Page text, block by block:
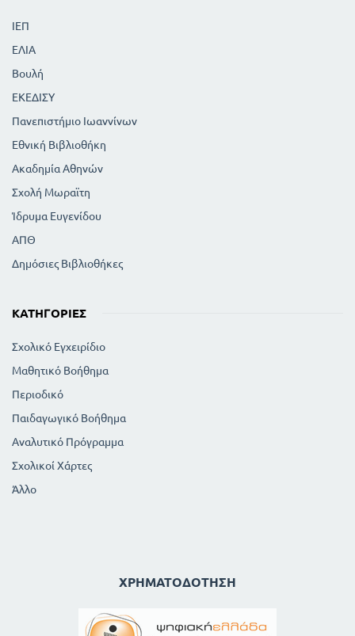
ΙΕΠ
ΕΛΙΑ
Βουλή
ΕΚΕΔΙΣΥ
Πανεπιστήμιο Ιωαννίνων
Εθνική Βιβλιοθήκη
Ακαδημία Αθηνών
Σχολή Μωραϊτη
Ίδρυμα Ευγενίδου
ΑΠΘ
Δημόσιες Βιβλιοθήκες
ΚΑΤΗΓΟΡΊΕΣ
Σχολικό Εγχειρίδιο
Μαθητικό Βοήθημα
Περιοδικό
Παιδαγωγικό Βοήθημα
Αναλυτικό Πρόγραμμα
Σχολικοί Χάρτες
Άλλο
ΧΡΗΜΑΤΟΔΌΤΗΣΗ